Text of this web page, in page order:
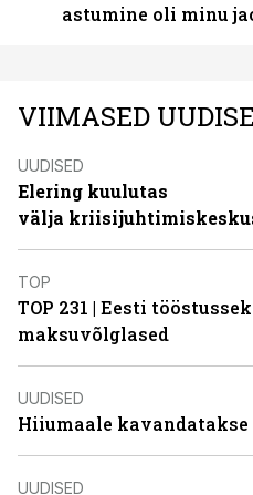
astumine oli minu
VIIMASED
UUDISED
Elering kuulutas
välja
TOP
TOP 231 | Eesti
maksuvõlglased
UUDISED
Hiiumaale
UUDISED